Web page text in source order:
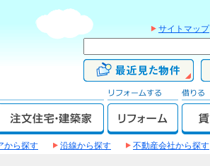
サイトマップ
から探す 沿線から探す 不動産会社から探す